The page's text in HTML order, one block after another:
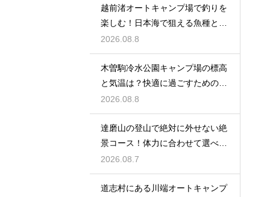
越前渚オートキャンプ場で釣りを
楽しむ！日本海で狙える魚種と絶
好ポイント
2026.08.8
木曽駒冷水公園キャンプ場の標高
と気温は？快適に過ごすための服
装と持ち物
2026.08.8
達磨山の登山で絶対に外せない絶
景コース！体力に合わせて選べる
ルート案内
2026.08.7
道志村にある川端オートキャンプ